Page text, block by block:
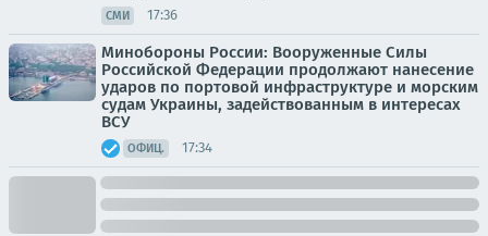
СМИ 17:36
Минобороны России: Вооруженные Силы
Российской Федерации продолжают нанесение
ударов по портовой инфраструктуре и морским
судам Украины, задействованным в интересах
ВСУ
ОФИЦ. 17:34